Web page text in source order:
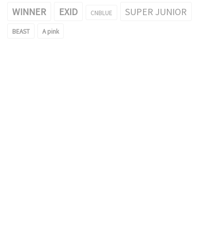
WINNER
EXID CNBLUE SUPER JUNIOR
BEAST A pink